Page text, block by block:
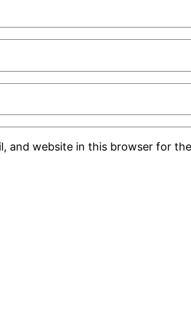
and website in this browser for